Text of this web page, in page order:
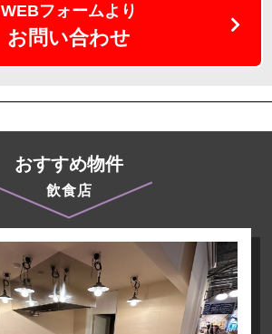
WEBフォームより
お問い合わせ
おすすめ物件
飲食店